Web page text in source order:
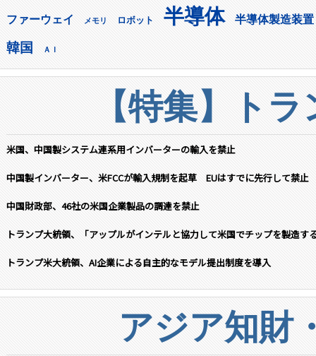
ファーウェイ メモリ ロボット 半導体 半導体製造装置
韓国 ＡＩ
【特集】ト
米国、中国製システム連系用インバーターの輸入を禁止
中国製インバーター、米FCCが輸入規制を起草 EUはすでに先行して禁止
中国財政部、46社の米国企業製品の調達を禁止
トランプ大統領、「アップルがインテルと協力して米国でチップを製造す
トランプ米大統領、AI企業による自主的なモデル提出制度を導入
アジア知財